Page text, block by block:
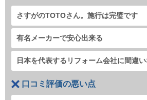
さすがのTOTOさん。施行は完璧です
有名メーカーで安心出来る
日本を代表するリフォーム会社に間違い
口コミ評価の悪い点